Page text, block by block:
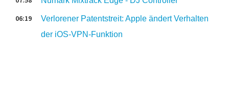
Verlorener Patentstreit: Apple ändert Verhalten
der iOS-VPN-Funktion
06:19